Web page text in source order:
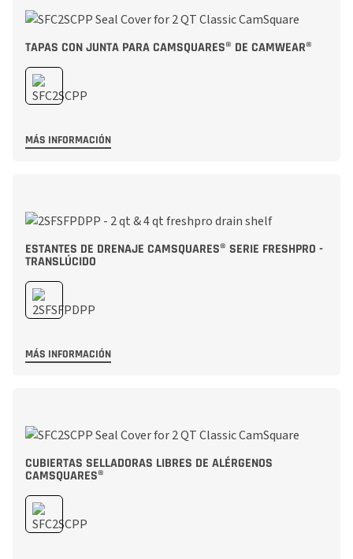
TAPAS CON JUNTA PARA CAMSQUARES® DE CAMWEAR®
MÁS INFORMACIÓN
ESTANTES DE DRENAJE CAMSQUARES® SERIE FRESHPRO -
TRANSLÚCIDO
MÁS INFORMACIÓN
CUBIERTAS SELLADORAS LIBRES DE ALÉRGENOS
CAMSQUARES®